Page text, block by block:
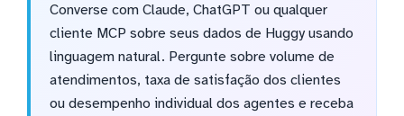
Converse com Claude, ChatGPT ou qualquer
cliente MCP sobre seus dados de Huggy usando
linguagem natural. Pergunte sobre volume de
atendimentos, taxa de satisfação dos clientes
ou desempenho individual dos agentes e receba